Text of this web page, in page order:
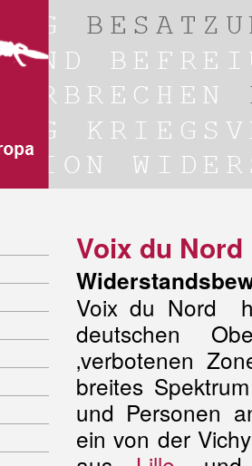
Voix du Nord
Voix du Nord
deutschen
‚verbotenen
breites
und Personen
ein von der